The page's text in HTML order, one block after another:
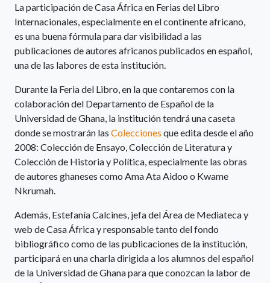
La participación de Casa África en Ferias del Libro
Internacionales, especialmente en el continente africano,
es una buena fórmula para dar visibilidad a las
publicaciones de autores africanos publicados en español,
una de las labores de esta institución.
Durante la Feria del Libro, en la que contaremos con la
colaboración del Departamento de Español de la
Universidad de Ghana, la institución tendrá una caseta
donde se mostrarán las Colecciones que edita desde el año
2008: Colección de Ensayo, Colección de Literatura y
Colección de Historia y Política, especialmente las obras
de autores ghaneses como Ama Ata Aidoo o Kwame
Nkrumah.
Además, Estefanía Calcines, jefa del Área de Mediateca y
web de Casa África y responsable tanto del fondo
bibliográfico como de las publicaciones de la institución,
participará en una charla dirigida a los alumnos del español
de la Universidad de Ghana para que conozcan la labor de